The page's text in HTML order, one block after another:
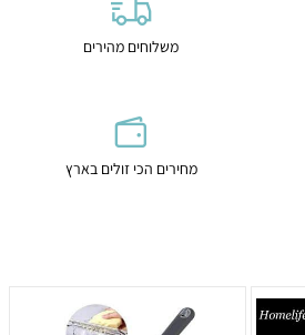
משלוחים מהירים
מחירים הכי זולים בארץ